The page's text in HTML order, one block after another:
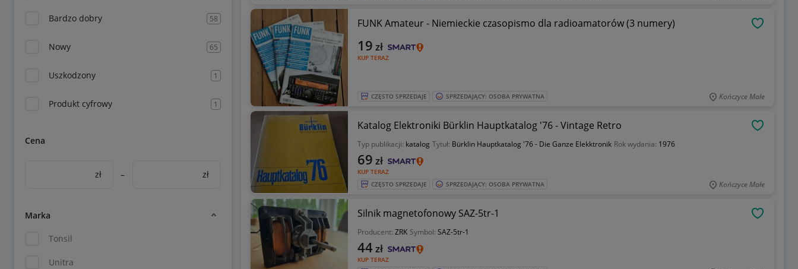
Bardzo dobry 58
Nowy 65
Uszkodzony 1
Produkt cyfrowy 1
Cena
zł – zł
Marka
Tonsil
Unitra
FUNK Amateur - Niemieckie czasopismo dla radioamatorów (3 numery)
KUP TERAZ
19 zł
CZĘSTO SPRZEDAJE SPRZEDAJĄCY: OSOBA PRYWATNA Kończyce Małe
Katalog Elektroniki Bürklin Hauptkatalog '76 - Vintage Retro
Typ publikacji: katalog Tytuł: Bürklin Hauptkatalog '76 - Die Ganze Elekktronik Rok wydania: 1976
KUP TERAZ
69 zł
CZĘSTO SPRZEDAJE SPRZEDAJĄCY: OSOBA PRYWATNA Kończyce Małe
Silnik magnetofonowy SAZ-5tr-1
Producent: ZRK Symbol: SAZ-5tr-1
KUP TERAZ
44 zł